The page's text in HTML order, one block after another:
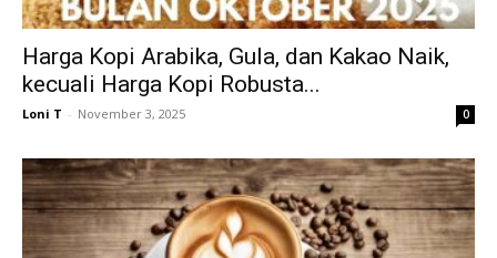
Harga Kopi Arabika, Gula, dan Kakao Naik,
kecuali Harga Kopi Robusta...
Loni T - November 3, 2025 0